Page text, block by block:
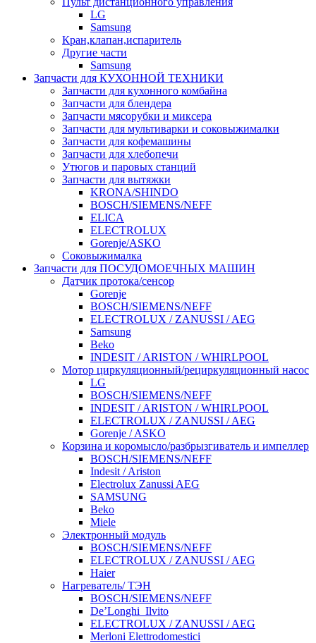
LG
Samsung
Кран,клапан,испаритель
Другие части
Samsung
Запчасти для КУХОННОЙ ТЕХНИКИ
Запчасти для кухонного комбайна
Запчасти для блендера
Запчасти мясорубки и миксера
Запчасти для мультиварки и соковыжималки
Запчасти для кофемашины
Запчасти для хлебопечи
Утюгов и паровых станций
Запчасти для вытяжки
KRONA/SHINDO
BOSCH/SIEMENS/NEFF
ELICA
ELECTROLUX
Gorenje/ASKO
Соковыжималка
Запчасти для ПОСУДОМОЕЧНЫХ МАШИН
Датчик протока/сенсор
Gorenje
BOSCH/SIEMENS/NEFF
ELECTROLUX / ZANUSSI / AEG
Samsung
Beko
INDESIT / ARISTON / WHIRLPOOL
Мотор циркуляционный/рециркуляционный насос
LG
BOSCH/SIEMENS/NEFF
INDESIT / ARISTON / WHIRLPOOL
ELECTROLUX / ZANUSSI / AEG
Gorenje / ASKO
Корзина и коромысло/разбрызгиватель и импеллер
BOSCH/SIEMENS/NEFF
Indesit / Ariston
Electrolux Zanussi AEG
SAMSUNG
Beko
Miele
Электронный модуль
BOSCH/SIEMENS/NEFF
ELECTROLUX / ZANUSSI / AEG
Haier
Нагреватель/ ТЭН
BOSCH/SIEMENS/NEFF
De’Longhi_Ilvito
ELECTROLUX / ZANUSSI / AEG
Merloni Elettrodomestici